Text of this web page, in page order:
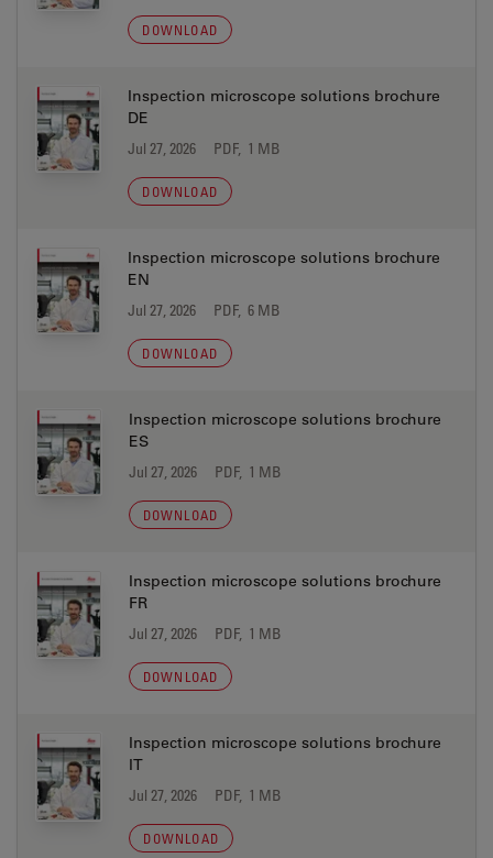
DOWNLOAD
Inspection microscope solutions brochure
DE
Jul 27, 2026 PDF, 1 MB
DOWNLOAD
Inspection microscope solutions brochure
EN
Jul 27, 2026 PDF, 6 MB
DOWNLOAD
Inspection microscope solutions brochure
ES
Jul 27, 2026 PDF, 1 MB
DOWNLOAD
Inspection microscope solutions brochure
FR
Jul 27, 2026 PDF, 1 MB
DOWNLOAD
Inspection microscope solutions brochure
IT
Jul 27, 2026 PDF, 1 MB
DOWNLOAD